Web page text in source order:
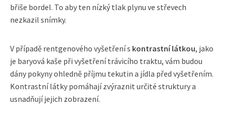
břiše bordel. To aby ten nízký tlak plynu ve střevech
nezkazil snímky.
V případě rentgenového vyšetření s kontrastní látkou, jako
je baryová kaše při vyšetření trávicího traktu, vám budou
dány pokyny ohledně příjmu tekutin a jídla před vyšetřením.
Kontrastní látky pomáhají zvýraznit určité struktury a
usnadňují jejich zobrazení.